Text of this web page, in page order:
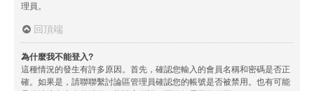
理員。
回頂端
為什麼我不能登入?
這種情況的發生有許多原因。首先，確認您輸入的會員名稱和密碼是否正
確。如果是，請聯聯繫討論區管理員確認您的帳號是否被禁用。也有可能